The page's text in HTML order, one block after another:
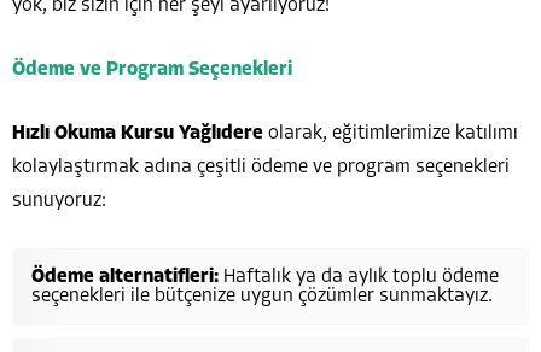
yok, biz sizin için her şeyi ayarlıyoruz!
Ödeme ve Program Seçenekleri
Hızlı Okuma Kursu Yağlıdere olarak, eğitimlerimize katılımı
kolaylaştırmak adına çeşitli ödeme ve program seçenekleri
sunuyoruz:
Ödeme alternatifleri: Haftalık ya da aylık toplu ödeme
seçenekleri ile bütçenize uygun çözümler sunmaktayız.